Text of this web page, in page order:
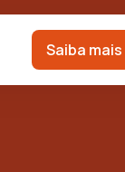
Saiba mais